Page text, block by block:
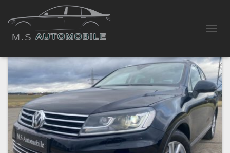
M.S AUTOMOBILE
Geländewagen / SUV